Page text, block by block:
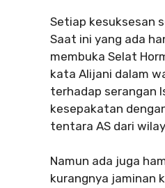
Setiap kesuksesan
Saat ini yang ada
membuka Selat
kata Alijani dalam
terhadap serangan
kesepakatan
tentara AS dari
Namun ada juga
kurangnya jaminan